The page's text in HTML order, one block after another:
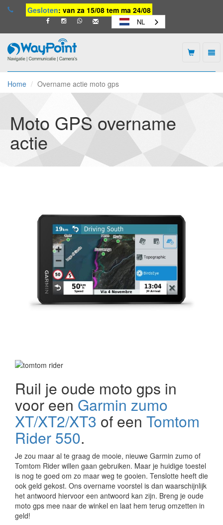
Gesloten: van za 15/08 tem ma 24/08
NL
-
naar
homepage
Home Overname actie moto gps
Moto GPS overname
actie
Ruil je oude moto gps in
voor een Garmin zumo
XT/XT2/XT3 of een Tomtom
Rider 550.
Je zou maar al te graag de mooie, nieuwe Garmin zumo of
Tomtom Rider willen gaan gebruiken. Maar je huidige toestel
is nog te goed om zo maar weg te gooien. Tenslotte heeft die
ook geld gekost. Ons overname voorstel is dan waarschijnlijk
het antwoord hiervoor een antwoord kan zijn. Breng je oude
moto gps mee naar de winkel en laat hem terug omzetten in
geld!